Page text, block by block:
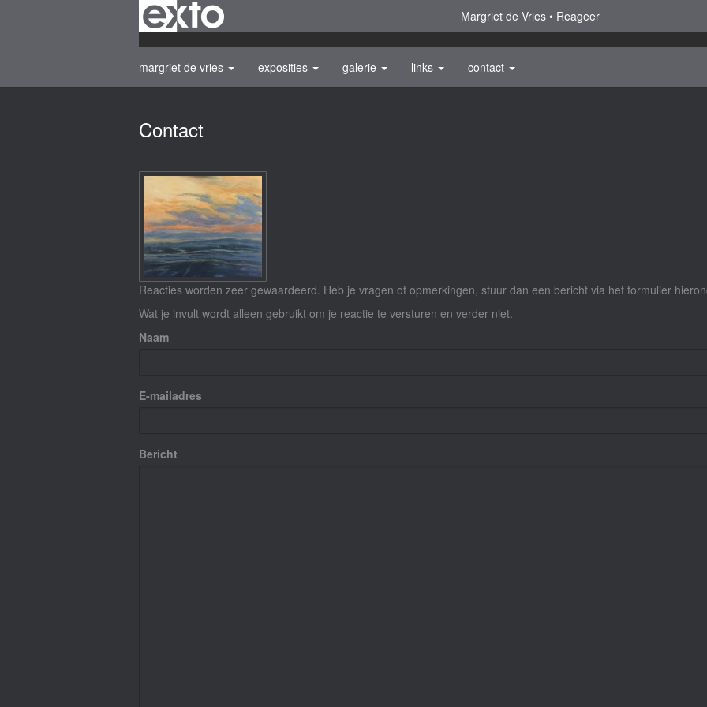
Margriet de Vries Reageer
margriet de vries exposities galerie links contact
Contact
Reacties worden zeer gewaardeerd. Heb je vragen of opmerkingen, stuur dan een bericht via het formulier
Wat je invult wordt alleen gebruikt om je reactie te versturen en verder niet.
Naam
E-mailadres
Bericht